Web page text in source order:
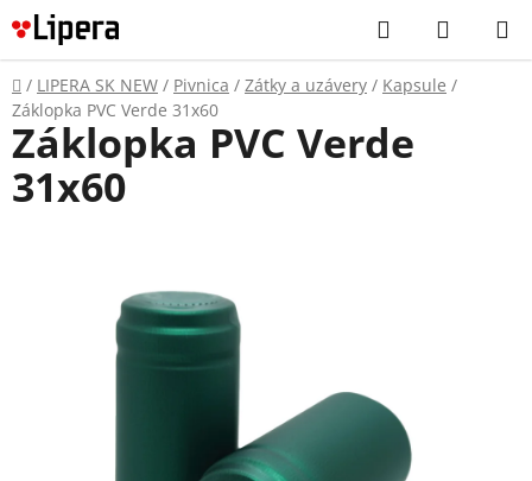
Prejsť
na
obsah
Hľadať
KOŠÍK
Domov
/ LIPERA SK NEW / Pivnica / Zátky a uzávery / Kapsule /
Záklopka PVC Verde 31x60
Záklopka PVC Verde
31x60